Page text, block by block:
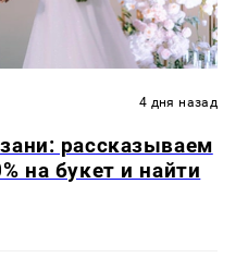
4 дня назад
рассказываем
на букет и найти